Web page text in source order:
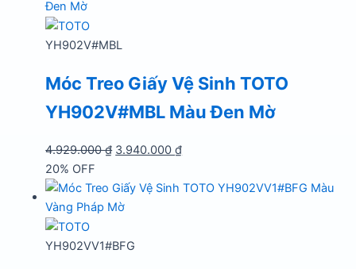
YH902V#MBL
Móc Treo Giấy Vệ Sinh TOTO
YH902V#MBL Màu Đen Mờ
4.929.000₫ Giá
là:
4.929.000 ₫.
3.940.000₫Giá
tại
20% OFF
YH902VV1#BFG